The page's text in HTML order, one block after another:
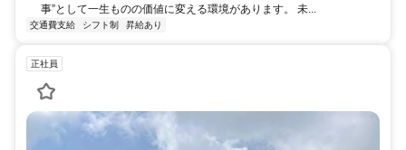
事”として一生ものの価値に変える環境があります。 未...
交通費支給 シフト制 昇給あり
正社員